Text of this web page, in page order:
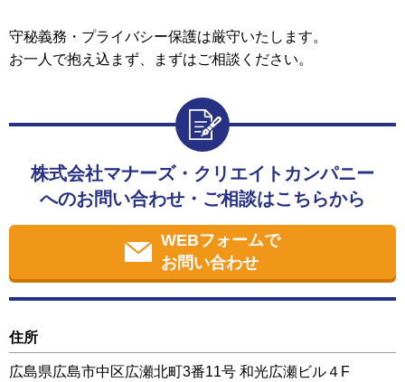
守秘義務・プライバシー保護は厳守いたします。
お一人で抱え込まず、まずはご相談ください。
株式会社マナーズ・クリエイトカンパニー
へのお問い合わせ・ご相談はこちらから
WEBフォームで
お問い合わせ
住所
広島県広島市中区広瀬北町3番11号 和光広瀬ビル４F